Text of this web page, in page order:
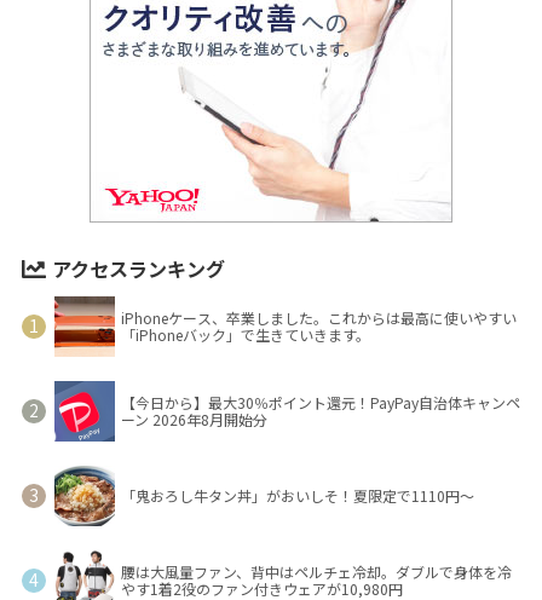
アクセスランキング
iPhoneケース、卒業しました。これからは最高に使いやすい
「iPhoneバック」で生きていきます。
【今日から】最大30％ポイント還元！PayPay自治体キャンペ
ーン 2026年8月開始分
「鬼おろし牛タン丼」がおいしそ！夏限定で1110円～
腰は大風量ファン、背中はペルチェ冷却。ダブルで身体を冷
やす1着2役のファン付きウェアが10,980円